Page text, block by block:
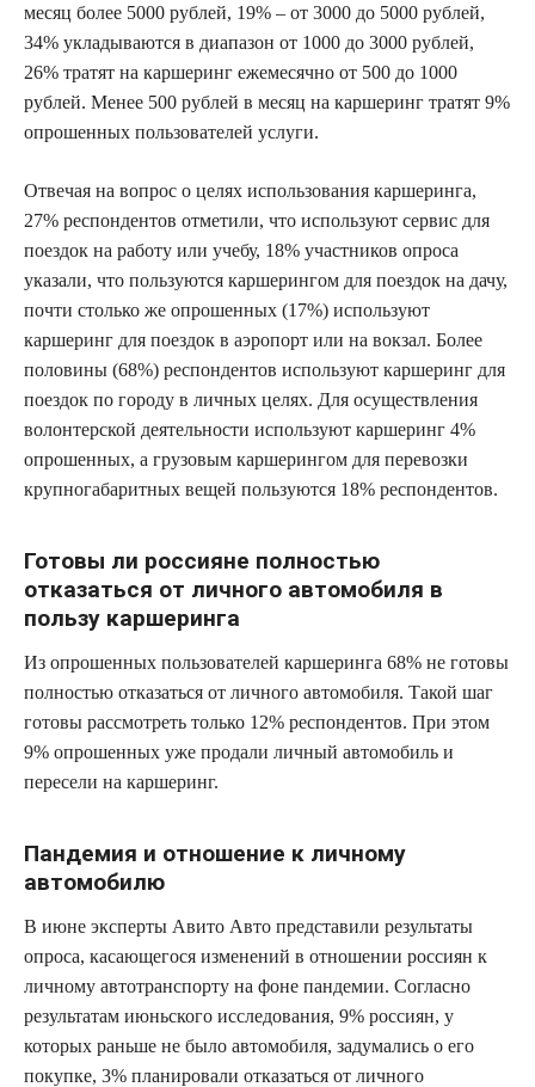
месяц более 5000 рублей, 19% – от 3000 до 5000 рублей,
34% укладываются в диапазон от 1000 до 3000 рублей,
26% тратят на каршеринг ежемесячно от 500 до 1000
рублей. Менее 500 рублей в месяц на каршеринг тратят 9%
опрошенных пользователей услуги.
Отвечая на вопрос о целях использования каршеринга,
27% респондентов отметили, что используют сервис для
поездок на работу или учебу, 18% участников опроса
указали, что пользуются каршерингом для поездок на дачу,
почти столько же опрошенных (17%) используют
каршеринг для поездок в аэропорт или на вокзал. Более
половины (68%) респондентов используют каршеринг для
поездок по городу в личных целях. Для осуществления
волонтерской деятельности используют каршеринг 4%
опрошенных, а грузовым каршерингом для перевозки
крупногабаритных вещей пользуются 18% респондентов.
Готовы ли россияне полностью
отказаться от личного автомобиля в
пользу каршеринга
Из опрошенных пользователей каршеринга 68% не готовы
полностью отказаться от личного автомобиля. Такой шаг
готовы рассмотреть только 12% респондентов. При этом
9% опрошенных уже продали личный автомобиль и
пересели на каршеринг.
Пандемия и отношение к личному
автомобилю
В июне эксперты Авито Авто представили результаты
опроса, касающегося изменений в отношении россиян к
личному автотранспорту на фоне пандемии. Согласно
результатам июньского исследования, 9% россиян, у
которых раньше не было автомобиля, задумались о его
покупке, 3% планировали отказаться от личного